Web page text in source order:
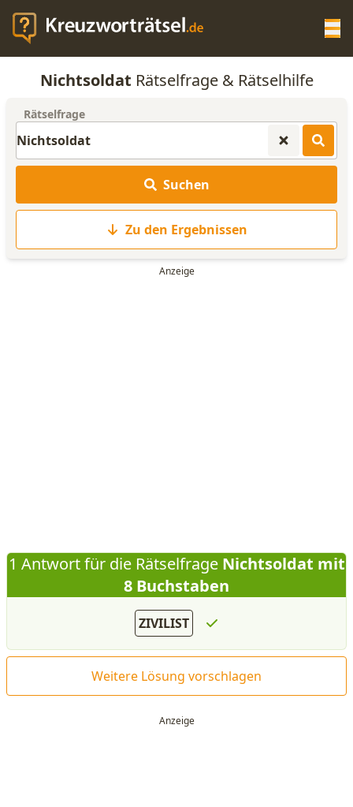
KREUZWORTRÄTSEL-HILFE
ANAGRAMM-GENERATOR
Nichtsoldat Rätselfrage & Rätselhilfe
Rätselfrage
Suchen
Zu den Ergebnissen
1 Antwort für die RätselfrageNichtsoldat mit
8 Buchstaben
ZIVILIST
Weitere Lösung vorschlagen